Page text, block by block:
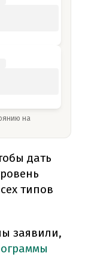
на
дать
типов
заявили,